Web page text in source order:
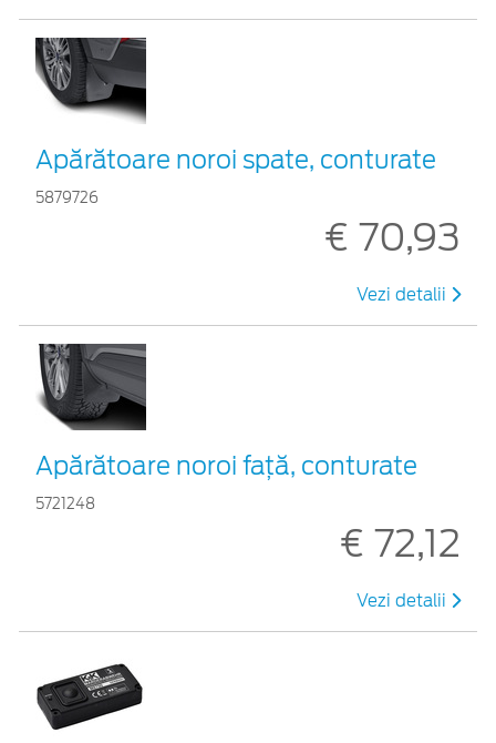
Apărătoare noroi spate, conturate
5879726
€ 70,93
Vezi detalii
Apărătoare noroi față, conturate
5721248
€ 72,12
Vezi detalii